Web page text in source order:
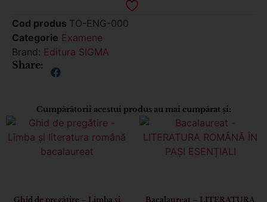
Cod produs TO-ENG-000
Categorie Examene
Brand: Editura SIGMA
Share:
Cumpărătorii acestui produs au mai cumpărat și:
Ghid de pregătire – Limba și
Bacalaureat – LITERATURA